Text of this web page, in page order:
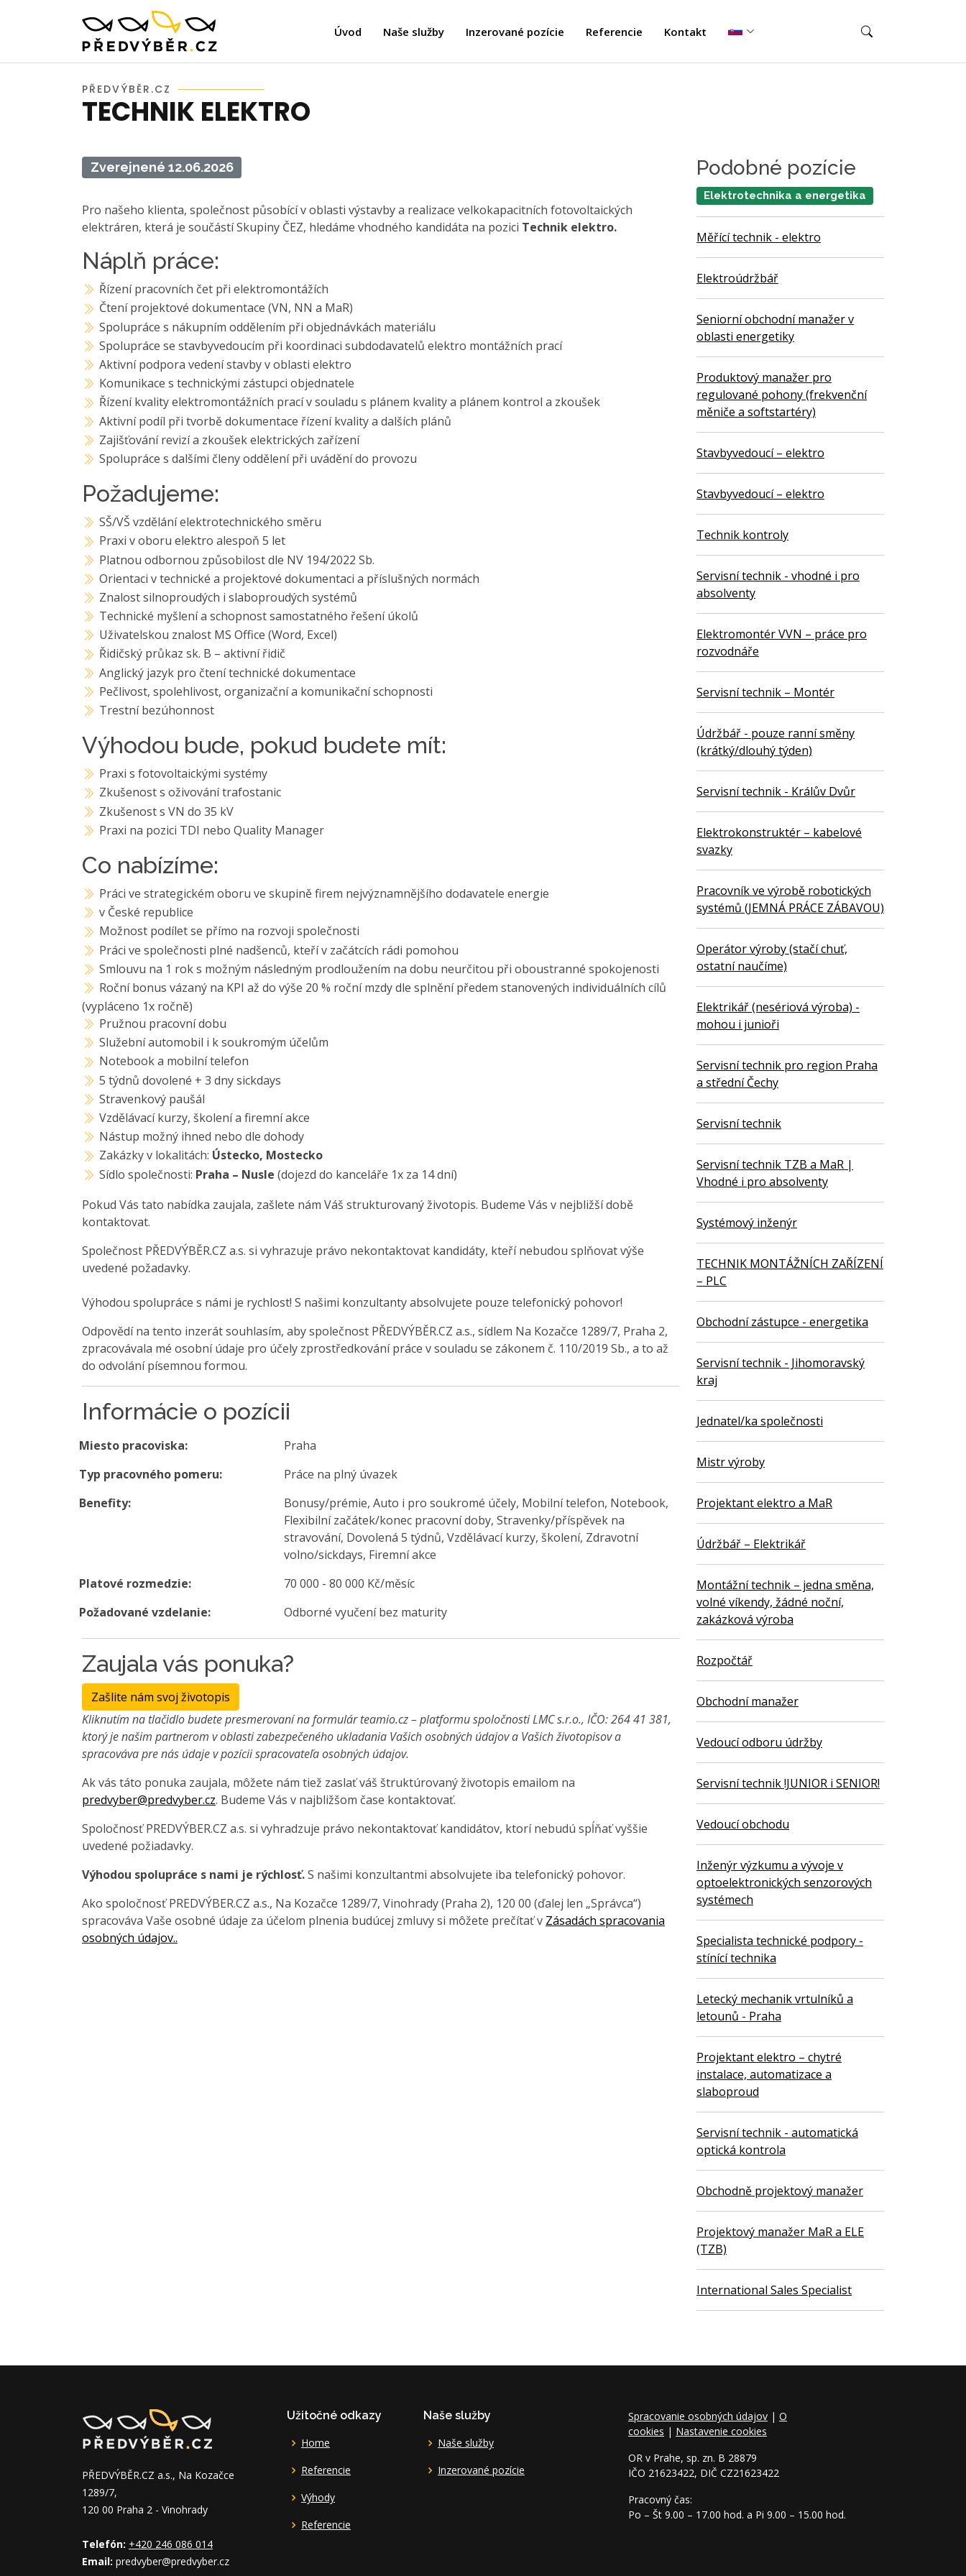
Úvod Naše služby Inzerované pozície Referencie Kontakt
PŘEDVÝBĚR.CZ
TECHNIK ELEKTRO
Zverejnené 12.06.2026
Pro našeho klienta, společnost působící v oblasti výstavby a realizace velkokapacitních fotovoltaických
elektráren, která je součástí Skupiny ČEZ, hledáme vhodného kandidáta na pozici Technik elektro.
Náplň práce:
Řízení pracovních čet při elektromontážích
Čtení projektové dokumentace (VN, NN a MaR)
Spolupráce s nákupním oddělením při objednávkách materiálu
Spolupráce se stavbyvedoucím při koordinaci subdodavatelů elektro montážních prací
Aktivní podpora vedení stavby v oblasti elektro
Komunikace s technickými zástupci objednatele
Řízení kvality elektromontážních prací v souladu s plánem kvality a plánem kontrol a zkoušek
Aktivní podíl při tvorbě dokumentace řízení kvality a dalších plánů
Zajišťování revizí a zkoušek elektrických zařízení
Spolupráce s dalšími členy oddělení při uvádění do provozu
Požadujeme:
SŠ/VŠ vzdělání elektrotechnického směru
Praxi v oboru elektro alespoň 5 let
Platnou odbornou způsobilost dle NV 194/2022 Sb.
Orientaci v technické a projektové dokumentaci a příslušných normách
Znalost silnoproudých i slaboproudých systémů
Technické myšlení a schopnost samostatného řešení úkolů
Uživatelskou znalost MS Office (Word, Excel)
Řidičský průkaz sk. B – aktivní řidič
Anglický jazyk pro čtení technické dokumentace
Pečlivost, spolehlivost, organizační a komunikační schopnosti
Trestní bezúhonnost
Výhodou bude, pokud budete mít:
Praxi s fotovoltaickými systémy
Zkušenost s oživování trafostanic
Zkušenost s VN do 35 kV
Praxi na pozici TDI nebo Quality Manager
Co nabízíme:
Práci ve strategickém oboru ve skupině firem nejvýznamnějšího dodavatele energie
v České republice
Možnost podílet se přímo na rozvoji společnosti
Práci ve společnosti plné nadšenců, kteří v začátcích rádi pomohou
Smlouvu na 1 rok s možným následným prodloužením na dobu neurčitou při oboustranné spokojenosti
Roční bonus vázaný na KPI až do výše 20 % roční mzdy dle splnění předem stanovených individuálních cílů
(vypláceno 1x ročně)
Pružnou pracovní dobu
Služební automobil i k soukromým účelům
Notebook a mobilní telefon
5 týdnů dovolené + 3 dny sickdays
Stravenkový paušál
Vzdělávací kurzy, školení a firemní akce
Nástup možný ihned nebo dle dohody
Zakázky v lokalitách: Ústecko, Mostecko
Sídlo společnosti: Praha – Nusle(dojezd do kanceláře 1x za 14 dní)
Pokud Vás tato nabídka zaujala, zašlete nám Váš strukturovaný životopis. Budeme Vás v nejbližší době
kontaktovat.
Společnost PŘEDVÝBĚR.CZ a.s. si vyhrazuje právo nekontaktovat kandidáty, kteří nebudou splňovat výše
uvedené požadavky.
Výhodou spolupráce s námi je rychlost! S našimi konzultanty absolvujete pouze telefonický pohovor!
Odpovědí na tento inzerát souhlasím, aby společnost PŘEDVÝBĚR.CZ a.s., sídlem Na Kozačce 1289/7, Praha 2,
zpracovávala mé osobní údaje pro účely zprostředkování práce v souladu se zákonem č. 110/2019 Sb., a to až
do odvolání písemnou formou.
Informácie o pozícii
Miesto pracoviska:
Praha
Typ pracovného pomeru:
Práce na plný úvazek
Benefity:
Bonusy/prémie, Auto i pro soukromé účely, Mobilní telefon, Notebook,
Flexibilní začátek/konec pracovní doby, Stravenky/příspěvek na
stravování, Dovolená 5 týdnů, Vzdělávací kurzy, školení, Zdravotní
volno/sickdays, Firemní akce
Platové rozmedzie:
70 000 - 80 000 Kč/měsíc
Požadované vzdelanie:
Odborné vyučení bez maturity
Zaujala vás ponuka?
Zašlite nám svoj životopis
Kliknutím na tlačidlo budete presmerovaní na formulár teamio.cz – platformu spoločnosti LMC s.r.o., IČO: 264 41 381,
ktorý je našim partnerom v oblasti zabezpečeného ukladania Vašich osobných údajov a Vašich životopisov a
spracováva pre nás údaje v pozícii spracovateľa osobných údajov.
Ak vás táto ponuka zaujala, môžete nám tiež zaslať váš štruktúrovaný životopis emailom na
predvyber@predvyber.cz. Budeme Vás v najbližšom čase kontaktovať.
Spoločnosť PREDVÝBER.CZ a.s. si vyhradzuje právo nekontaktovať kandidátov, ktorí nebudú spĺňať vyššie
uvedené požiadavky.
Výhodou spolupráce s nami je rýchlosť.S našimi konzultantmi absolvujete iba telefonický pohovor.
Ako spoločnosť PREDVÝBER.CZ a.s., Na Kozačce 1289/7, Vinohrady (Praha 2), 120 00 (ďalej len „Správca“)
spracováva Vaše osobné údaje za účelom plnenia budúcej zmluvy si môžete prečítať v Zásadách spracovania
osobných údajov..
Podobné pozície
Elektrotechnika a energetika
Měřící technik - elektro
Elektroúdržbář
Seniorní obchodní manažer v
oblasti energetiky
Produktový manažer pro
regulované pohony (frekvenční
měniče a softstartéry)
Stavbyvedoucí – elektro
Stavbyvedoucí – elektro
Technik kontroly
Servisní technik - vhodné i pro
absolventy
Elektromontér VVN – práce pro
rozvodnáře
Servisní technik – Montér
Údržbář - pouze ranní směny
(krátký/dlouhý týden)
Servisní technik - Králův Dvůr
Elektrokonstruktér – kabelové
svazky
Pracovník ve výrobě robotických
systémů (JEMNÁ PRÁCE ZÁBAVOU)
Operátor výroby (stačí chuť,
ostatní naučíme)
Elektrikář (nesériová výroba) -
mohou i junioři
Servisní technik pro region Praha
a střední Čechy
Servisní technik
Servisní technik TZB a MaR |
Vhodné i pro absolventy
Systémový inženýr
TECHNIK MONTÁŽNÍCH ZAŘÍZENÍ
– PLC
Obchodní zástupce - energetika
Servisní technik - Jihomoravský
kraj
Jednatel/ka společnosti
Mistr výroby
Projektant elektro a MaR
Údržbář – Elektrikář
Montážní technik – jedna směna,
volné víkendy, žádné noční,
zakázková výroba
Rozpočtář
Obchodní manažer
Vedoucí odboru údržby
Servisní technik !JUNIOR i SENIOR!
Vedoucí obchodu
Inženýr výzkumu a vývoje v
optoelektronických senzorových
systémech
Specialista technické podpory -
stínící technika
Letecký mechanik vrtulníků a
letounů - Praha
Projektant elektro – chytré
instalace, automatizace a
slaboproud
Servisní technik - automatická
optická kontrola
Obchodně projektový manažer
Projektový manažer MaR a ELE
(TZB)
International Sales Specialist
PŘEDVÝBĚR.CZ a.s., Na Kozačce
1289/7,
120 00 Praha 2 - Vinohrady
Telefón: +420 246 086 014
Email: predvyber@predvyber.cz
Užitočné odkazy
Home
Referencie
Výhody
Referencie
Naše služby
Naše služby
Inzerované pozície
Spracovanie osobných údajov | O
cookies | Nastavenie cookies
OR v Prahe, sp. zn. B 28879
IČO 21623422, DIČ CZ21623422
Pracovný čas:
Po – Št 9.00 – 17.00 hod. a Pi 9.00 – 15.00 hod.